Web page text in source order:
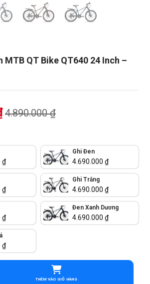
MTB QT Bike QT640 24 Inch –
4.890.000₫
₫
Ghi Đen
4.690.000 ₫
₫
Ghi Trắng
4.690.000 ₫
₫
Đen Xanh Dương
4.690.000 ₫
₫
QT Bike QT640 24 Inch - Shimano số lượng
THÊM VÀO GIỎ HÀNG